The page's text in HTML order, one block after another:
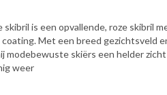
is een opvallende, roze skibril
Met een breed gezichtsveld
modebewuste skiërs een helder
weer